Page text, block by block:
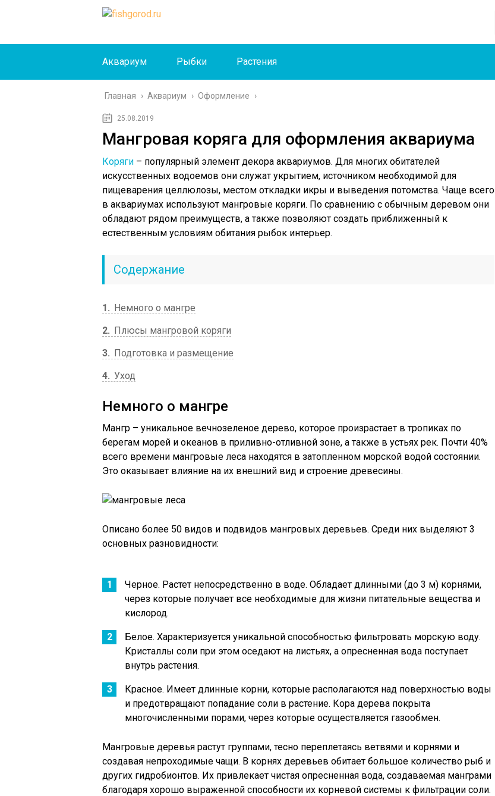
Аквариум Рыбки Растения
Главная › Аквариум › Оформление ›
25.08.2019
Мангровая коряга для оформления аквариума
Коряги – популярный элемент декора аквариумов. Для многих обитателей
искусственных водоемов они служат укрытием, источником необходимой для
пищеварения целлюлозы, местом откладки икры и выведения потомства. Чаще всего
в аквариумах используют мангровые коряги. По сравнению с обычным деревом они
обладают рядом преимуществ, а также позволяют создать приближенный к
естественным условиям обитания рыбок интерьер.
Содержание
1
Немного о мангре
2
Плюсы мангровой коряги
3
Подготовка и размещение
4 Уход
Немного о мангре
Мангр – уникальное вечнозеленое дерево, которое произрастает в тропиках по
берегам морей и океанов в приливно-отливной зоне, а также в устьях рек. Почти 40%
всего времени мангровые леса находятся в затопленном морской водой состоянии.
Это оказывает влияние на их внешний вид и строение древесины.
Описано более 50 видов и подвидов мангровых деревьев. Среди них выделяют 3
основных разновидности:
Черное. Растет непосредственно в воде. Обладает длинными (до 3 м) корнями,
через которые получает все необходимые для жизни питательные вещества и
кислород.
Белое. Характеризуется уникальной способностью фильтровать морскую воду.
Кристаллы соли при этом оседают на листьях, а опресненная вода поступает
внутрь растения.
Красное. Имеет длинные корни, которые располагаются над поверхностью воды
и предотвращают попадание соли в растение. Кора дерева покрыта
многочисленными порами, через которые осуществляется газообмен.
Мангровые деревья растут группами, тесно переплетаясь ветвями и корнями и
создавая непроходимые чащи. В корнях деревьев обитает большое количество рыб и
других гидробионтов. Их привлекает чистая опресненная вода, создаваемая манграми
благодаря хорошо выраженной способности их корневой системы к фильтрации соли.